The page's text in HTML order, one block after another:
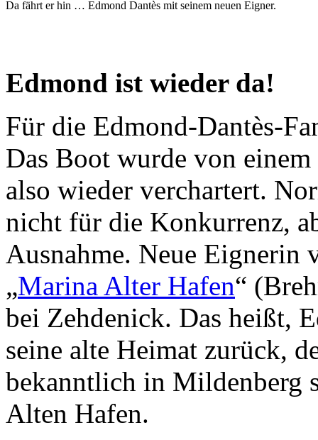
Da fährt er hin … Edmond Dantès mit seinem neuen Eigner.
Edmond ist wieder da!
Für die Edmond-Dantès-
Das Boot wurde von
also wieder verchartert.
nicht für die Konkurrenz,
Ausnahme. Neue Eignerin
„Marina Alter Hafen“
bei Zehdenick. Das heißt,
seine alte Heimat zurück,
bekanntlich in Mildenberg
Alten Hafen.